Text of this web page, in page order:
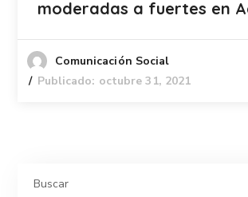
moderadas a fuertes en
Comunicación Social
Publicado: octubre 31, 2021